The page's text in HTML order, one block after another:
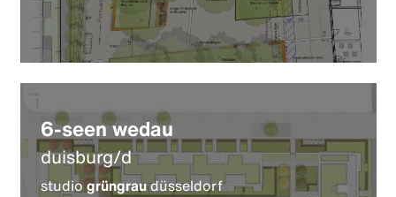
6-seen wedau
duisburg/d
studiogrüngraudüsseldorf